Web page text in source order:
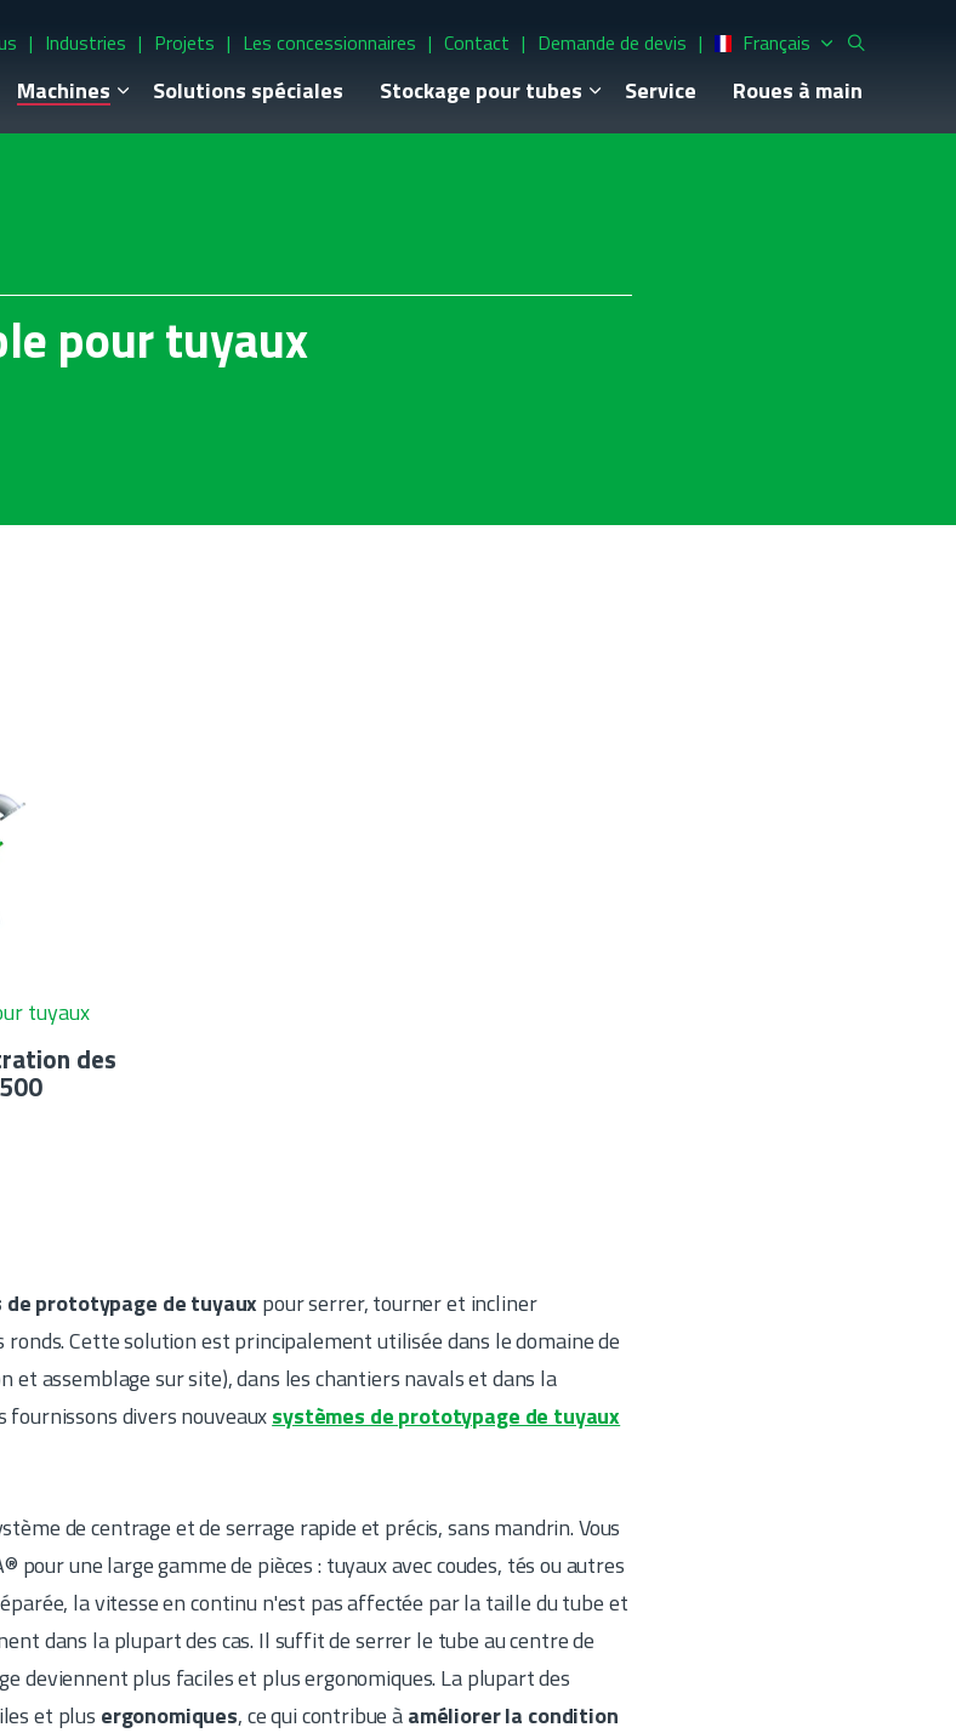
Machines Solutions spéciales Stockage pour tubes Service Roues à main
Industries Projets Les concessionnaires Contact Demande de devis Français
pour tuyaux
tuyaux
des
prototypage de tuyaux pour serrer, tourner et incliner
Cette solution est principalement utilisée dans le domaine de
et assemblage sur site), dans les chantiers navals et dans la
divers nouveauxsystèmes de prototypage de tuyaux
de centrage et de serrage rapide et précis, sans mandrin. Vous
une large gamme de pièces : tuyaux avec coudes, tés ou autres
la vitesse en continu n'est pas affectée par la taille du tube et
dans la plupart des cas. Il suffit de serrer le tube au centre de
deviennent plus faciles et plus ergonomiques. La plupart des
et plus ergonomiques, ce qui contribue àaméliorer la condition